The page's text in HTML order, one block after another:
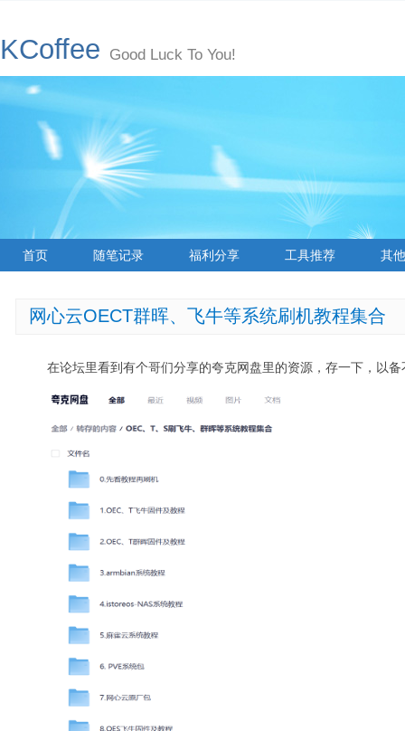
KCoffee Good Luck To You!
首页 随笔记录 福利分享 工具推荐 其
网心云OECT群晖、飞牛等系统刷机教程集合
在论坛里看到有个哥们分享的夸克网盘里的资源，存一下，以